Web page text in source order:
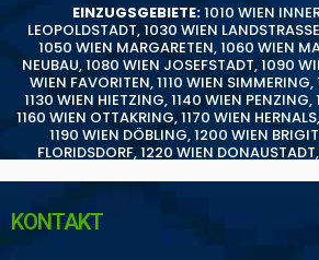
EINZUGSGEBIETE:1010 WIEN
LEOPOLDSTADT,1030 WIEN LANDSTRASSE
1050 WIEN MARGARETEN,1060 WIEN
NEUBAU,1080 WIEN JOSEFSTADT,1090
WIEN FAVORITEN,1110 WIEN SIMMERING,
1130 WIEN HIETZING,1140 WIEN PENZING,
1160 WIEN OTTAKRING,1170 WIEN HERNALS,
1190 WIEN DÖBLING,1200 WIEN
FLORIDSDORF,1220 WIEN DONAUSTADT,
KONTAKT